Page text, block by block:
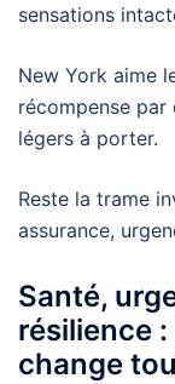
sensations
New York aime
récompense par
légers à porter.
Reste la trame
assurance,
Santé,
résilience
change